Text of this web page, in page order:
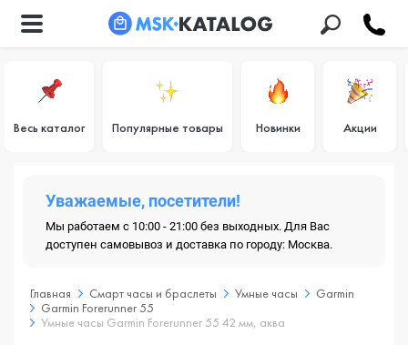
Весь каталог Популярные товары Новинки Акции
Уважаемые, посетители!
Мы работаем с 10:00 - 21:00 без выходных. Для Вас
доступен самовывоз и доставка по городу: Москва.
Главная Смарт часы и браслеты Умные часы
Garmin
Garmin Forerunner 55
Умные часы Garmin Forerunner 55 42 мм, аква